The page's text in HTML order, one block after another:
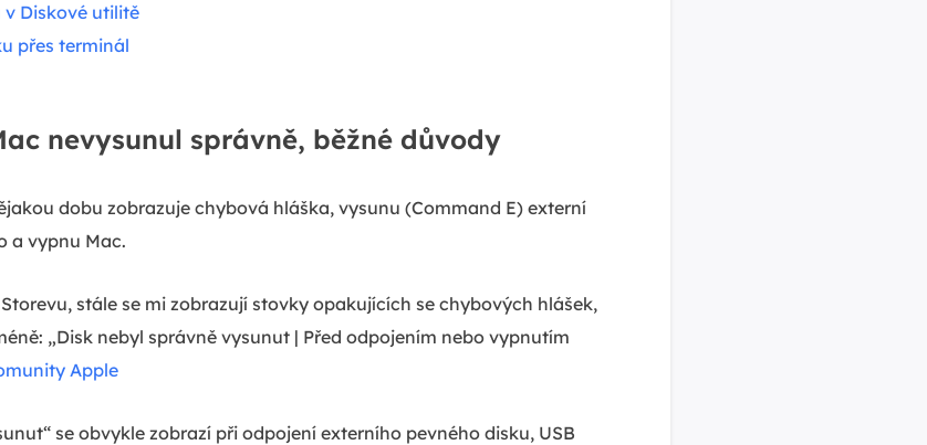
v Diskové utilitě
přes terminál
nevysunul správně, běžné důvody
dobu zobrazuje chybová hláška, vysunu (Command E) externí
a vypnu Mac.
stále se mi zobrazují stovky opakujících se chybových hlášek,
„Disk nebyl správně vysunut | Před odpojením nebo vypnutím
Apple
se obvykle zobrazí při odpojení externího pevného disku, USB